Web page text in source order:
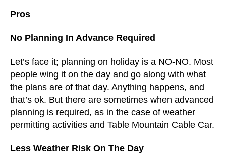
Pros
No Planning In Advance Required
Let’s face it; planning on holiday is a NO-NO. Most
people wing it on the day and go along with what
the plans are of that day. Anything happens, and
that’s ok. But there are sometimes when advanced
planning is required, as in the case of weather
permitting activities and Table Mountain Cable Car.
Less Weather Risk On The Day